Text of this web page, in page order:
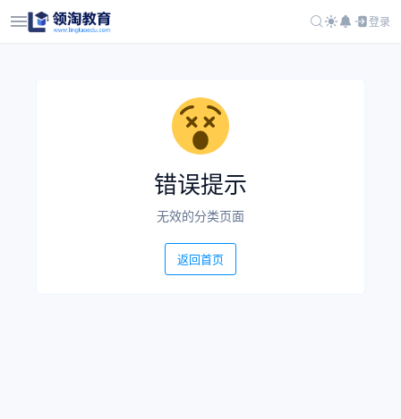
登录
错误提示
无效的分类页面
返回首页